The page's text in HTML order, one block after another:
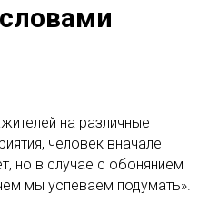
на различные
человек вначале
но в случае с обонянием
мы успеваем подумать».